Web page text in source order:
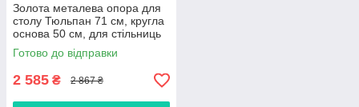
Золота металева опора для
столу Тюльпан 71 см, кругла
основа 50 см, для стільниць
60–80 см
Готово до відправки
2 585 ₴ 2 867 ₴